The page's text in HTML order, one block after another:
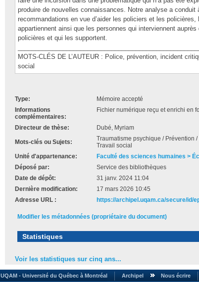
produire de nouvelles connaissances. Notre analyse a conduit
recommandations en vue d’aider les policiers et les
appartiennent ainsi que les personnes qui interviennent
policières et qui les supportent.
MOTS-CLÉS DE L’AUTEUR : Police, prévention, incident
social
Type:
Mémoire accepté
Informations
complémentaires:
Fichier numérique reçu et enrichi en
Directeur de thèse: Dubé, Myriam
Mots-clés ou Sujets:
Traumatisme psychique / Prévention
Travail social
Unité d'appartenance:
Faculté des sciences humaines >
Déposé par:
Service des bibliothèques
Date de dépôt:
31 janv. 2024 11:04
Dernière modification:
17 mars 2026 10:45
Adresse URL :
https://archipel.uqam.ca/secure/id/
Modifier les métadonnées (propriétaire du document)
Statistiques
Voir les statistiques sur cinq ans...
UQAM - Université du Québec à Montréal Archipel Nous écrire